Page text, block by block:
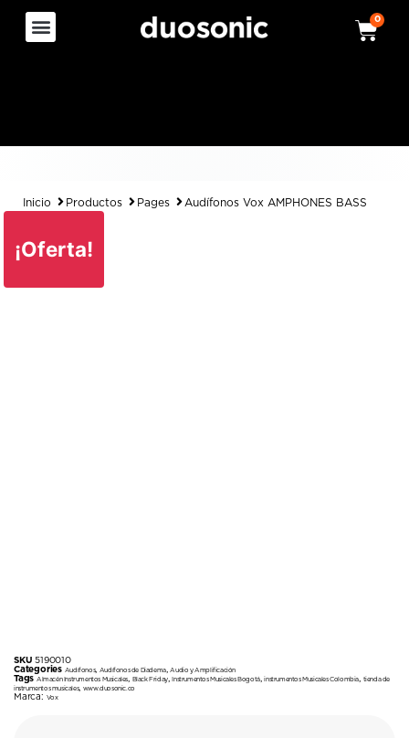
0
Inicio Productos Pages Audífonos Vox AMPHONES BASS
¡Oferta!
SKU5190010
Categories Audífonos, Audífonos de Diadema, Audio y Amplificación
Tags Almacén Instrumentos Musicales Black Friday,Instrumentos Musicales Bogotá,instrumentos Musicales Colombia
tienda de
instrumentos musicales, www.duosonic.co
Marca: Vox